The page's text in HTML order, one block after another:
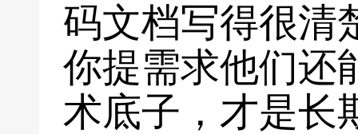
码文档写得很清
你提需求他们还
术底子，才是长